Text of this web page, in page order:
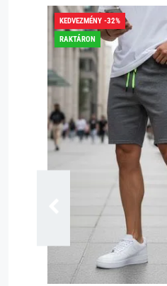
KEDVEZMÉNY -32%
RAKTÁRON